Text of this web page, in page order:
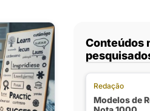
Conteúdos
Redação
Modelos de